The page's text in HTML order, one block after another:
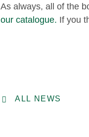
As always, all of the
our catalogue. If you
ALL NEWS